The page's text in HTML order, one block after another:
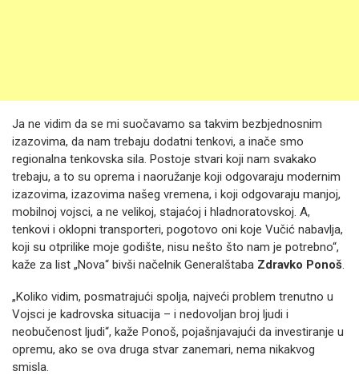
Ja ne vidim da se mi suočavamo sa takvim bezbjednosnim
izazovima, da nam trebaju dodatni tenkovi, a inače smo
regionalna tenkovska sila. Postoje stvari koji nam svakako
trebaju, a to su oprema i naoružanje koji odgovaraju modernim
izazovima, izazovima našeg vremena, i koji odgovaraju manjoj,
mobilnoj vojsci, a ne velikoj, stajaćoj i hladnoratovskoj. A,
tenkovi i oklopni transporteri, pogotovo oni koje Vučić nabavlja,
koji su otprilike moje godište, nisu nešto što nam je potrebno“,
kaže za list „Nova“ bivši načelnik Generalštaba Zdravko Ponoš.
„Koliko vidim, posmatrajući spolja, najveći problem trenutno u
Vojsci je kadrovska situacija – i nedovoljan broj ljudi i
neobučenost ljudi“, kaže Ponoš, pojašnjavajući da investiranje u
opremu, ako se ova druga stvar zanemari, nema nikakvog
smisla.